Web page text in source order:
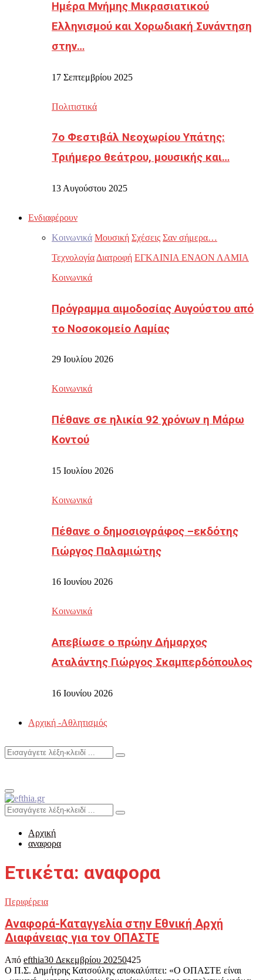
Ημέρα Μνήμης Μικρασιατικού
Ελληνισμού και Χορωδιακή Συνάντηση
στην…
17 Σεπτεμβρίου 2025
Πολιτιστικά
7ο Φεστιβάλ Νεοχωρίου Υπάτης:
Τριήμερο θεάτρου, μουσικής και…
13 Αυγούστου 2025
Ενδιαφέρουν
Κοινωνικά Μουσική Σχέσεις Σαν σήμερα…
Τεχνολογία Διατροφή ΕΓΚΑΙΝΙΑ ΕΝΑΟΝ ΛΑΜΙΑ
Κοινωνικά
Πρόγραμμα αιμοδοσίας Αυγούστου από
το Νοσοκομείο Λαμίας
29 Ιουλίου 2026
Κοινωνικά
Πέθανε σε ηλικία 92 χρόνων η Μάρω
Κοντού
15 Ιουλίου 2026
Κοινωνικά
Πέθανε ο δημοσιογράφος –εκδότης
Γιώργος Παλαμιώτης
16 Ιουνίου 2026
Κοινωνικά
Απεβίωσε ο πρώην Δήμαρχος
Αταλάντης Γιώργος Σκαμπερδόπουλος
16 Ιουνίου 2026
Αρχική -Αθλητισμός
Search
Search
Primary
Menu
Search
for:
Search
Αρχική
αναφορα
Ετικέτα: αναφορα
Περιφέρεια
Αναφορά-Καταγγελία στην Εθνική Αρχή
Διαφάνειας για τον ΟΠΑΣΤΕ
Από efthia30 Δεκεμβρίου 20250425
Ο Π.Σ. Δημήτρης Κατσούλης αποκαλύπτει: «Ο ΟΠΑΣΤΕ είναι